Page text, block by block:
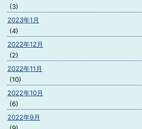
(3)
2023年1月
(4)
2022年12月
(2)
2022年11月
(10)
2022年10月
(6)
2022年9月